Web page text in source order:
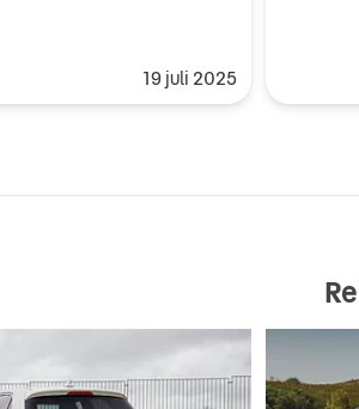
19 juli 2025